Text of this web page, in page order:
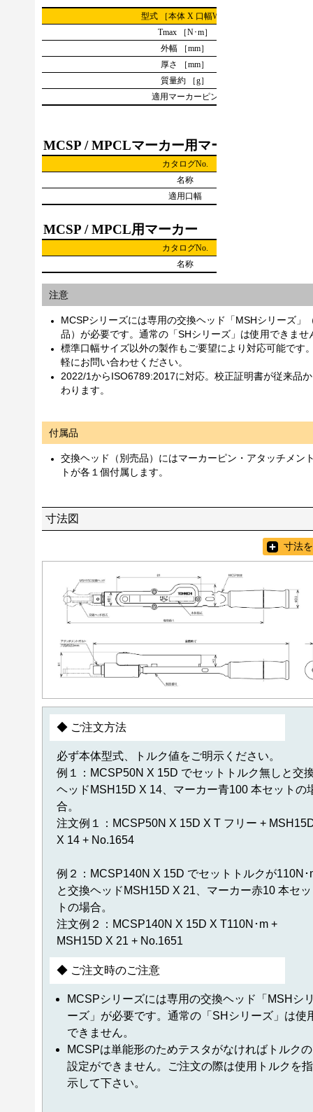
型式 ［本体 X 口幅W］
Tmax ［N･m］
外幅 ［mm］
厚さ ［mm］
質量約 ［g］
適用マーカーピン
MCSP / MPCLマーカー用マーカーピン
カタログNo.
名称
適用口幅
MCSP / MPCL用マーカー
カタログNo.
名称
注意
MCSPシリーズには専用の交換ヘッド「MSHシリーズ」
品）が必要です。通常の「SHシリーズ」は使用できませ
標準口幅サイズ以外の製作もご要望により対応可能です
軽にお問い合わせください。
2022/1からISO6789:2017に対応。校正証明書が従来品
わります。
付属品
交換ヘッド（別売品）にはマーカーピン・アタッチメン
トが各１個付属します。
寸法図
寸法
◆ ご注文方法
必ず本体型式、トルク値をご明示ください。
例１：MCSP50N X 15D でセットトルク無しと交
ヘッドMSH15D X 14、マーカー青100 本セットの
合。
注文例１：MCSP50N X 15D X T フリー +
X 14 + No.1654
例２：MCSP140N X 15D でセットトルクが110N･
と交換ヘッドMSH15D X 21、マーカー赤10 本セッ
トの場合。
注文例２：MCSP140N X 15D X T110N･m +
MSH15D X 21 + No.1651
◆ ご注文時のご注意
MCSPシリーズには専用の交換ヘッド「MSHシ
ーズ」が必要です。通常の「SHシリーズ」は使
できません。
MCSPは単能形のためテスタがなければトルクの
設定ができません。ご注文の際は使用トルクを指
示して下さい。